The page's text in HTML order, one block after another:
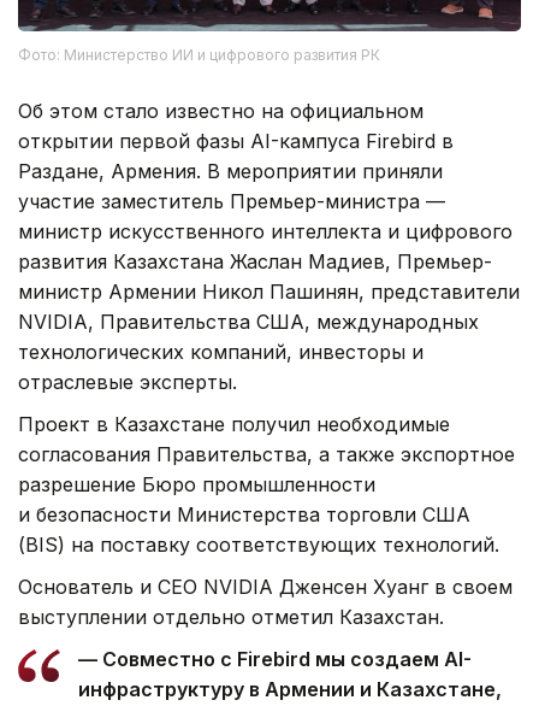
Фото: Министерство ИИ и цифрового развития РК
Об этом стало известно на официальном
открытии первой фазы AI-кампуса Firebird в
Раздане, Армения. В мероприятии приняли
участие заместитель Премьер-министра —
министр искусственного интеллекта и цифрового
развития Казахстана Жаслан Мадиев, Премьер-
министр Армении Никол Пашинян, представители
NVIDIA, Правительства США, международных
технологических компаний, инвесторы и
отраслевые эксперты.
Проект в Казахстане получил необходимые
согласования Правительства, а также экспортное
разрешение Бюро промышленности
и безопасности Министерства торговли США
(BIS) на поставку соответствующих технологий.
Основатель и CEO NVIDIA Дженсен Хуанг в своем
выступлении отдельно отметил Казахстан.
— Совместно с Firebird мы создаем AI-
инфраструктуру в Армении и Казахстане,